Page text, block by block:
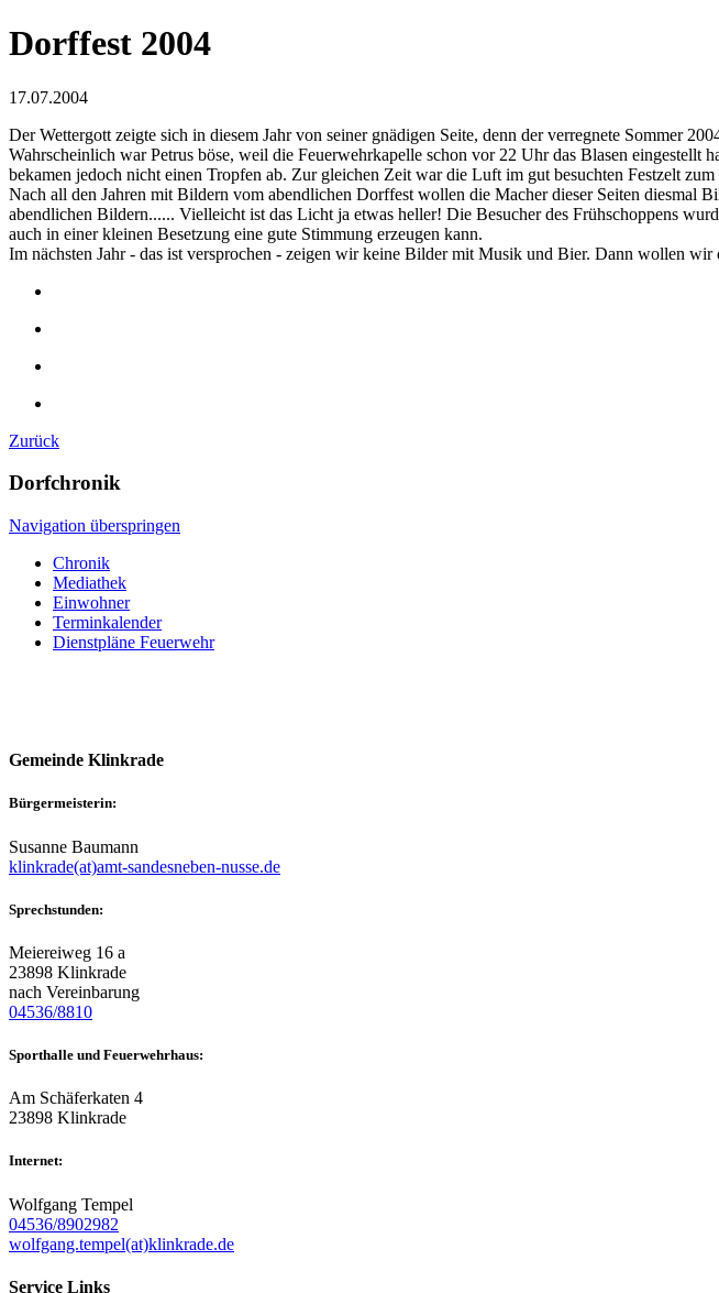
Dorffest 2004
17.07.2004
Der Wettergott zeigte sich in diesem Jahr von seiner gnädigen Seite, denn der verregnete Sommer
Wahrscheinlich war Petrus böse, weil die Feuerwehrkapelle schon vor 22 Uhr das Blasen
bekamen jedoch nicht einen Tropfen ab. Zur gleichen Zeit war die Luft im gut besuchten Festzelt
Nach all den Jahren mit Bildern vom abendlichen Dorffest wollen die Macher dieser Seiten diesmal
abendlichen Bildern...... Vielleicht ist das Licht ja etwas heller! Die Besucher des Frühschoppens
auch in einer kleinen Besetzung eine gute Stimmung erzeugen kann.
Im nächsten Jahr - das ist versprochen - zeigen wir keine Bilder mit Musik und Bier. Dann wollen
Zurück
Dorfchronik
Navigation überspringen
Chronik
Mediathek
Einwohner
Terminkalender
Dienstpläne Feuerwehr
Gemeinde Klinkrade
Bürgermeisterin:
Susanne Baumann
klinkrade(at)amt-sandesneben-nusse.de
Sprechstunden:
Meiereiweg 16 a
23898 Klinkrade
nach Vereinbarung
04536/8810
Sporthalle und Feuerwehrhaus:
Am Schäferkaten 4
23898 Klinkrade
Internet:
Wolfgang Tempel
04536/8902982
wolfgang.tempel(at)klinkrade.de
Service Links